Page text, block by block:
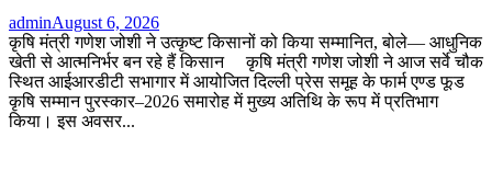
adminAugust 6, 2026
कृषि मंत्री गणेश जोशी ने उत्कृष्ट किसानों को किया सम्मानित, बोले— आधुनिक
खेती से आत्मनिर्भर बन रहे हैं किसान कृषि मंत्री गणेश जोशी ने आज सर्वे चौक
स्थित आईआरडीटी सभागार में आयोजित दिल्ली प्रेस समूह के फार्म एण्ड फूड
कृषि सम्मान पुरस्कार–2026 समारोह में मुख्य अतिथि के रूप में प्रतिभाग
किया। इस अवसर...